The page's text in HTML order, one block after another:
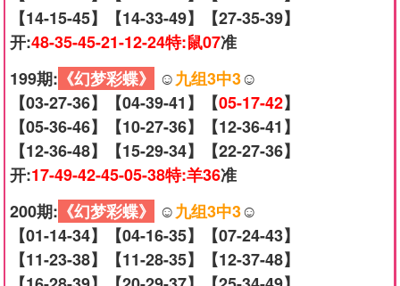
【14-15-45】【14-33-49】【27-35-39】
开:48-35-45-21-12-24特:鼠07准
199期: 《幻梦彩蝶》 ☺️九组3中3☺️
【03-27-36】【04-39-41】【05-17-42】
【05-36-46】【10-27-36】【12-36-41】
【12-36-48】【15-29-34】【22-27-36】
开:17-49-42-45-05-38特:羊36准
200期: 《幻梦彩蝶》 ☺️九组3中3☺️
【01-14-34】【04-16-35】【07-24-43】
【11-23-38】【11-28-35】【12-37-48】